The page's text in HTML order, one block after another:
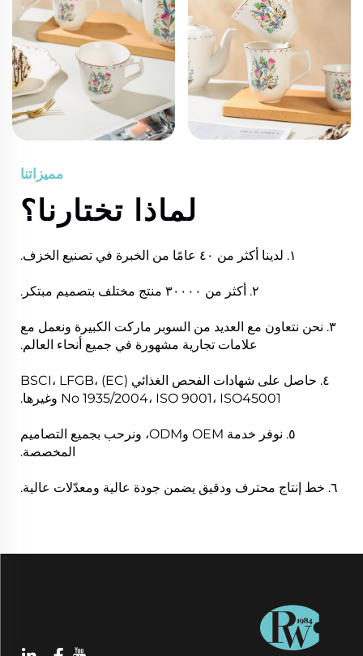
مميزاتنا
لماذا تختارنا؟
١. لدينا أكثر من ٤٠ عامًا من الخبرة في تصنيع الخزف.
٢. أكثر من ٣٠٠٠٠ منتج مختلف بتصميم مبتكر.
٣. نحن نتعاون مع العديد من السوبر ماركت الكبيرة ونعمل مع
علامات تجارية مشهورة في جميع أنحاء العالم.
٤. حاصل على شهادات الفحص الغذائي BSCI، LFGB، (EC)
No 1935/2004، ISO 9001، ISO45001 وغيرها.
٥. نوفر خدمة OEM وODM، ونرحب بجميع التصاميم
المخصصة.
٦. خط إنتاج محترف ودقيق يضمن جودة عالية ومعدّلات عالية.